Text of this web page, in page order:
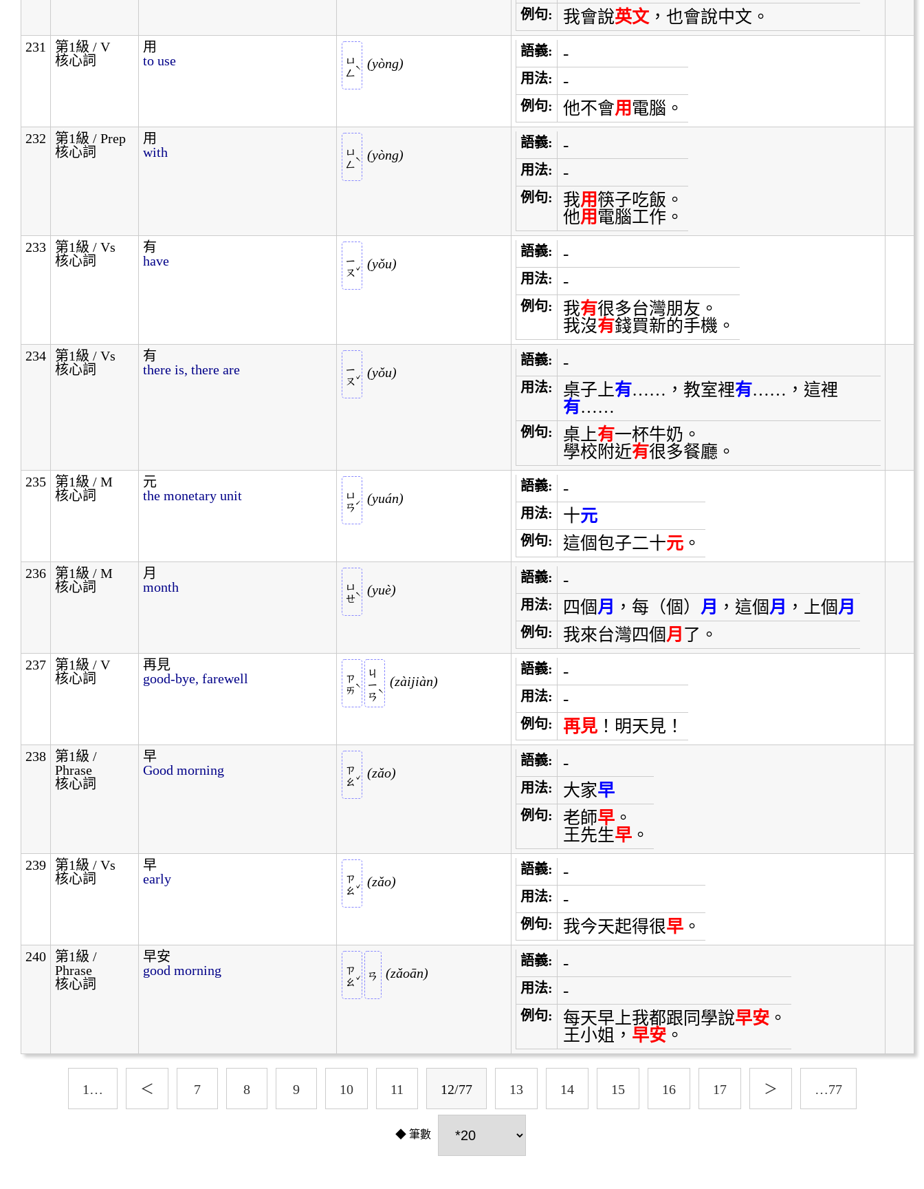
例句: 我會說英文，也會說中文。
231
第1級 / V
核心詞
用
to use
ㄩㄥ ˋ yòng
語義: -
用法: -
例句: 他不會用電腦。
232
第1級 / Prep
核心詞
用
with
ㄩㄥ ˋ yòng
語義: -
用法: -
例句: 我用筷子吃飯。
他用電腦工作。
233
第1級 / Vs
核心詞
有
have
ㄧㄡˇ yǒu
語義: -
用法: -
例句: 我有很多台灣朋友。
我沒有錢買新的手機。
234
第1級 / Vs
核心詞
有
there is, there are
ㄧㄡˇ yǒu
語義: -
用法: 桌子上有……，教室裡有……，這裡
有……
例句: 桌上有一杯牛奶。
學校附近有很多餐廳。
235
第1級 / M
核心詞
元
the monetary unit
ㄩㄢˊ yuán
語義: -
用法: 十元
例句: 這個包子二十元。
236
第1級 / M
核心詞
月
month
ㄩㄝˋ yuè
語義: -
用法: 四個月 ，每（個） 月 ，這個月 ，上個月
例句: 我來台灣四個月了。
237
第1級 / V
核心詞
再見
good-bye, farewell
ㄗㄞˋ ㄐㄧㄢ ˋ
zàijiàn
語義: -
用法: -
例句: 再見！明天見！
238
第1級 /
Phrase
核心詞
早
Good morning
ㄗㄠ ˇ zǎo
語義: -
用法: 大家早
例句: 老師早。
王先生早。
239
第1級 / Vs
核心詞
早
early
ㄗㄠ ˇ zǎo
語義: -
用法: -
例句: 我今天起得很早。
240
第1級 /
Phrase
核心詞
早安
good morning
ㄗㄠ ˇ ㄢ zǎoān
語義: -
用法: -
例句: 每天早上我都跟同學說早安。
王小姐， 早安。
1… ＜ 7 8 9 10 11 12/77 13 14 15 16 17 ＞ …77
筆數